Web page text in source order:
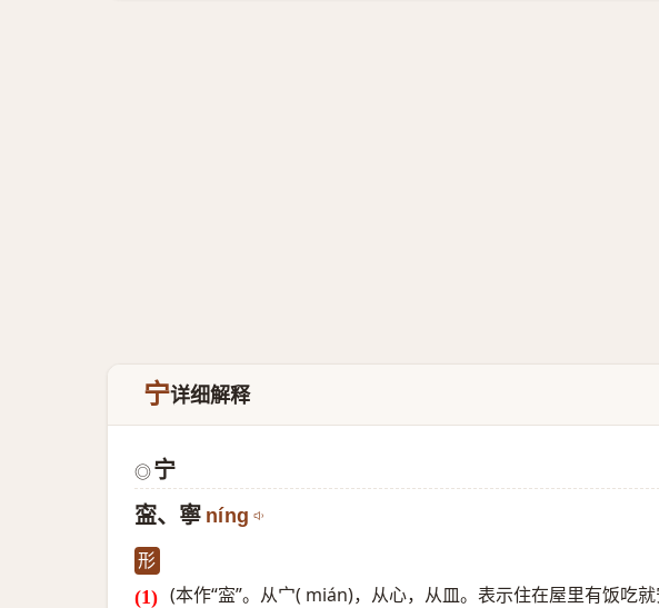
宁详细解释
◎宁
寍、寧 níng
形
(本作“寍”。从宀( mián)，从心，从皿。表示住在屋里有饭吃就